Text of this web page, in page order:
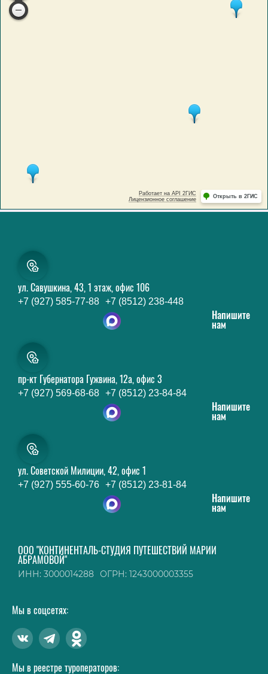
ул. Савушкина, 43, 1 этаж, офис 106
+7 (927) 585-77-88 +7 (8512) 238-448
Напишите
нам
пр-кт Губернатора Гужвина, 12а, офис 3
+7 (927) 569-68-68 +7 (8512) 23-84-84
Напишите
нам
ул. Советской Милиции, 42, офис 1
+7 (927) 555-60-76 +7 (8512) 23-81-84
Напишите
нам
ООО "КОНТИНЕНТАЛЬ-СТУДИЯ ПУТЕШЕСТВИЙ МАРИИ
АБРАМОВОЙ"
ИНН: 3000014288 ОГРН: 1243000003355
Мы в соцсетях:
Мы в реестре туроператоров: